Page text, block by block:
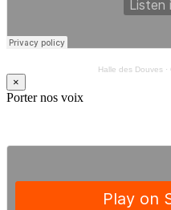
Halle des Douves·
×
Porter nos voix